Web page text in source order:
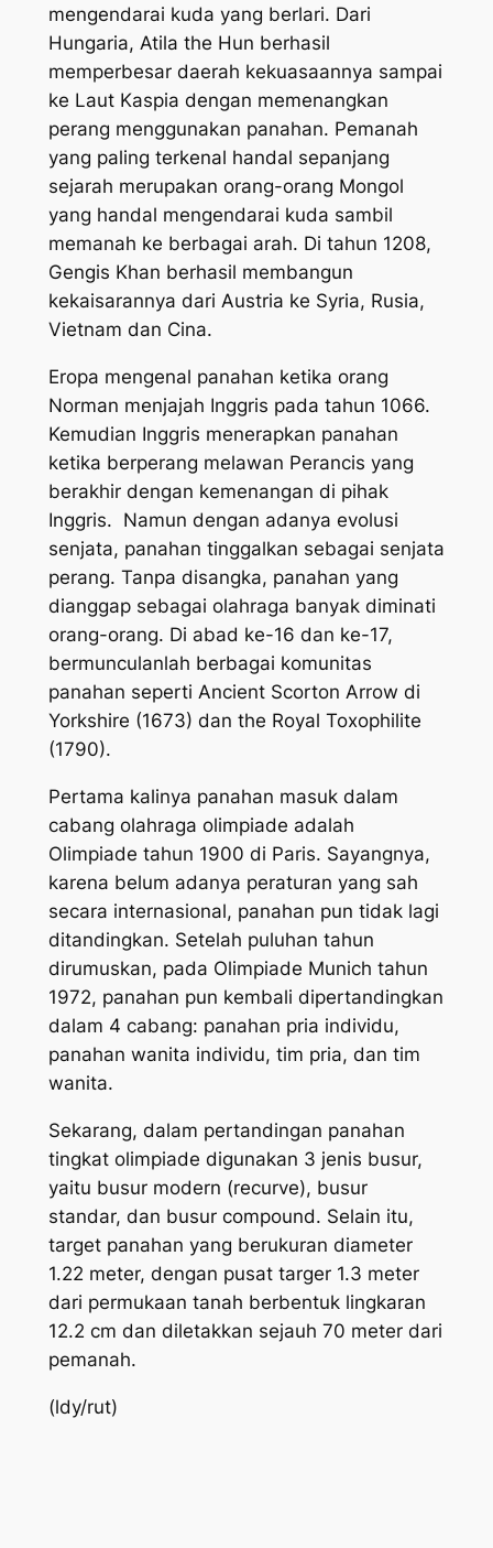
mengendarai kuda yang berlari. Dari
Hungaria, Atila the Hun berhasil
memperbesar daerah kekuasaannya sampai
ke Laut Kaspia dengan memenangkan
perang menggunakan panahan. Pemanah
yang paling terkenal handal sepanjang
sejarah merupakan orang-orang Mongol
yang handal mengendarai kuda sambil
memanah ke berbagai arah. Di tahun 1208,
Gengis Khan berhasil membangun
kekaisarannya dari Austria ke Syria, Rusia,
Vietnam dan Cina.
Eropa mengenal panahan ketika orang
Norman menjajah Inggris pada tahun 1066.
Kemudian Inggris menerapkan panahan
ketika berperang melawan Perancis yang
berakhir dengan kemenangan di pihak
Inggris. Namun dengan adanya evolusi
senjata, panahan tinggalkan sebagai senjata
perang. Tanpa disangka, panahan yang
dianggap sebagai olahraga banyak diminati
orang-orang. Di abad ke-16 dan ke-17,
bermunculanlah berbagai komunitas
panahan seperti Ancient Scorton Arrow di
Yorkshire (1673) dan the Royal Toxophilite
(1790).
Pertama kalinya panahan masuk dalam
cabang olahraga olimpiade adalah
Olimpiade tahun 1900 di Paris. Sayangnya,
karena belum adanya peraturan yang sah
secara internasional, panahan pun tidak lagi
ditandingkan. Setelah puluhan tahun
dirumuskan, pada Olimpiade Munich tahun
1972, panahan pun kembali dipertandingkan
dalam 4 cabang: panahan pria individu,
panahan wanita individu, tim pria, dan tim
wanita.
Sekarang, dalam pertandingan panahan
tingkat olimpiade digunakan 3 jenis busur,
yaitu busur modern (recurve), busur
standar, dan busur compound. Selain itu,
target panahan yang berukuran diameter
1.22 meter, dengan pusat targer 1.3 meter
dari permukaan tanah berbentuk lingkaran
12.2 cm dan diletakkan sejauh 70 meter dari
pemanah.
(ldy/rut)